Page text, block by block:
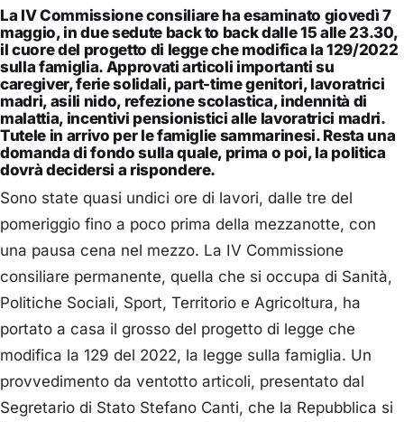
La IV Commissione consiliare ha esaminato giovedì 7
maggio, in due sedute back to back dalle 15 alle 23.30,
il cuore del progetto di legge che modifica la 129/2022
sulla famiglia. Approvati articoli importanti su
caregiver, ferie solidali, part-time genitori, lavoratrici
madri, asili nido, refezione scolastica, indennità di
malattia, incentivi pensionistici alle lavoratrici madri.
Tutele in arrivo per le famiglie sammarinesi. Resta una
domanda di fondo sulla quale, prima o poi, la politica
dovrà decidersi a rispondere.
Sono state quasi undici ore di lavori, dalle tre del
pomeriggio fino a poco prima della mezzanotte, con
una pausa cena nel mezzo. La IV Commissione
consiliare permanente, quella che si occupa di Sanità,
Politiche Sociali, Sport, Territorio e Agricoltura, ha
portato a casa il grosso del progetto di legge che
modifica la 129 del 2022, la legge sulla famiglia. Un
provvedimento da ventotto articoli, presentato dal
Segretario di Stato Stefano Canti, che la Repubblica si